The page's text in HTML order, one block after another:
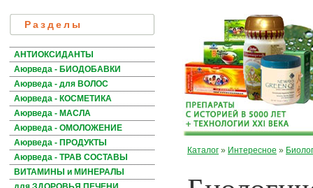
Разделы
АНТИОКСИДАНТЫ
Аюрведа - БИОДОБАВКИ
Аюрведа - для ВОЛОС
Аюрведа - КОСМЕТИКА
Аюрведа - МАСЛА
Аюрведа - ОМОЛОЖЕНИЕ
Аюрведа - ПРОДУКТЫ
Аюрведа - ТРАВ СОСТАВЫ
ВИТАМИНЫ и МИНЕРАЛЫ
Каталог » Интересное »